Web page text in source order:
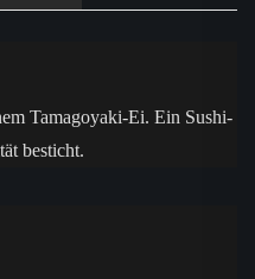
Tamagoyaki-Ei. Ein Sushi-
besticht.